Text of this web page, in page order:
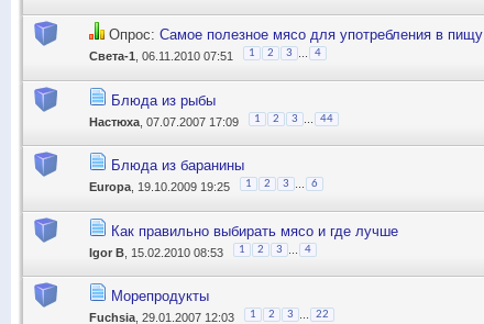
Опрос: Самое полезное мясо для употребления в пищу
Света-1 , 06.11.2010 07:51 1 2 3 4
Блюда из рыбы
Настюха , 07.07.2007 17:09 1 2 3 44
Блюда из баранины
Europa , 19.10.2009 19:25 1 2 3 6
Как правильно выбирать мясо и где лучше
Igor B , 15.02.2010 08:53 1 2 3 4
Морепродукты
Fuchsia , 29.01.2007 12:03 1 2 3 22